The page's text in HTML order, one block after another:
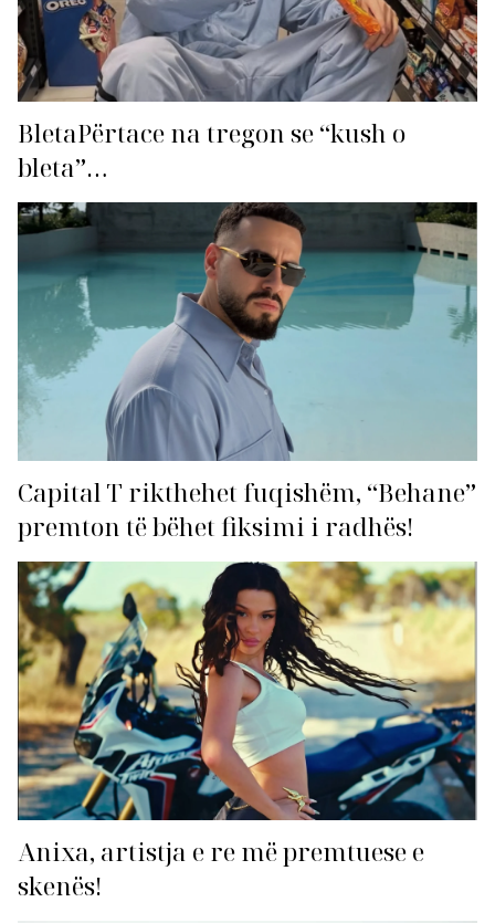
BletaPërtace na tregon se “kush o
bleta”…
Capital T rikthehet fuqishëm, “Behane”
premton të bëhet fiksimi i radhës!
Anixa, artistja e re më premtuese e
skenës!